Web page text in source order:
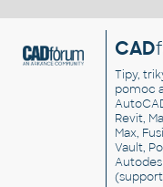
CAD
Tipy,
pomoc
Revit,
Max,
Vault,